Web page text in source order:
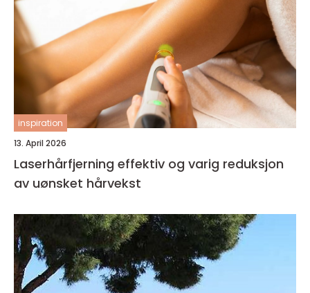
inspiration
13. April 2026
Laserhårfjerning effektiv og varig reduksjon
av uønsket hårvekst